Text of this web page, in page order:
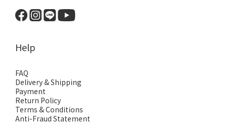
Help
FAQ
Delivery & Shipping
Payment
Return Policy
Terms & Conditions
Anti-Fraud Statement